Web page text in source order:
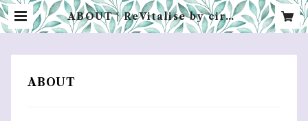
ABOUT | ReVitalise by circu
lus
ABOUT